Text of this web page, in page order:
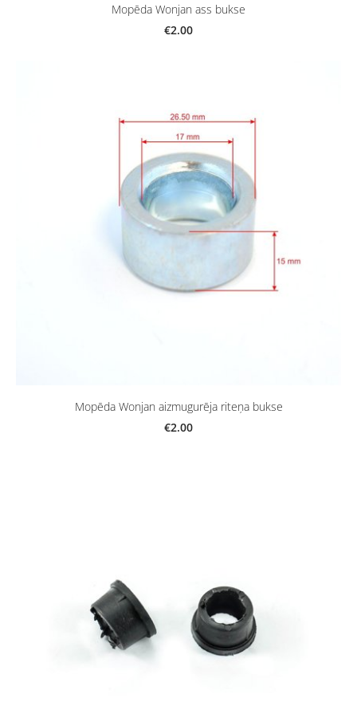
Mopēda Wonjan ass bukse
€2.00
Mopēda Wonjan aizmugurēja riteņa bukse
€2.00